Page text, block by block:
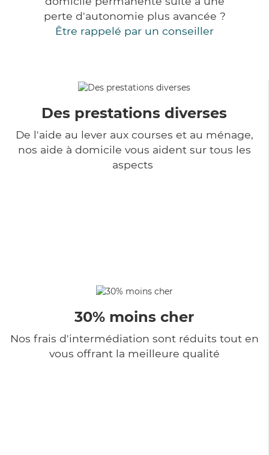
perte d'autonomie plus avancée ?
Être rappelé par un conseiller
Des prestations diverses
De l'aide au lever aux courses et au ménage,
nos aide à domicile vous aident sur tous les
aspects
30% moins cher
Nos frais d'intermédiation sont réduits tout en
vous offrant la meilleure qualité